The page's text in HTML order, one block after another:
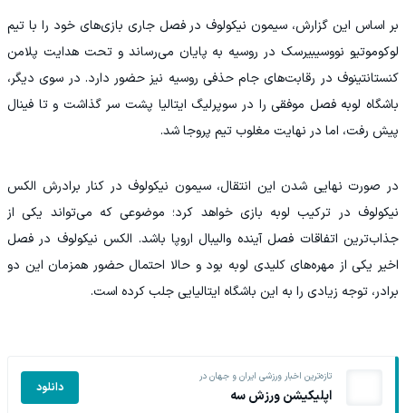
بر اساس این گزارش، سیمون نیکولوف در فصل جاری بازی‌های خود را با تیم
لوکوموتیو نووسیبیرسک در روسیه به پایان می‌رساند و تحت هدایت پلامن
کنستانتینوف در رقابت‌های جام حذفی روسیه نیز حضور دارد. در سوی دیگر،
باشگاه لوبه فصل موفقی را در سوپرلیگ ایتالیا پشت سر گذاشت و تا فینال
پیش رفت، اما در نهایت مغلوب تیم پروجا شد.
در صورت نهایی شدن این انتقال، سیمون نیکولوف در کنار برادرش الکس
نیکولوف در ترکیب لوبه بازی خواهد کرد؛ موضوعی که می‌تواند یکی از
جذاب‌ترین اتفاقات فصل آینده والیبال اروپا باشد. الکس نیکولوف در فصل
اخیر یکی از مهره‌های کلیدی لوبه بود و حالا احتمال حضور همزمان این دو
برادر، توجه زیادی را به این باشگاه ایتالیایی جلب کرده است.
تازه‌ترین اخبار ورزشی ایران و جهان در
اپلیکیشن ورزش سه دانلود